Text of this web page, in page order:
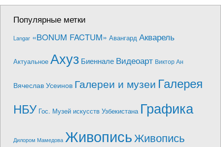
Популярные метки
Langar «BONUM FACTUM» Авангард Акварель
Актуальное Ахуз Биеннале Видеоарт Виктор Ан
Вячеслав Усеинов Галереи и музеи Галерея
НБУ Гос. Музей искусств Узбекистана Графика
Дилором Мамедова ЖивописьЖивопись